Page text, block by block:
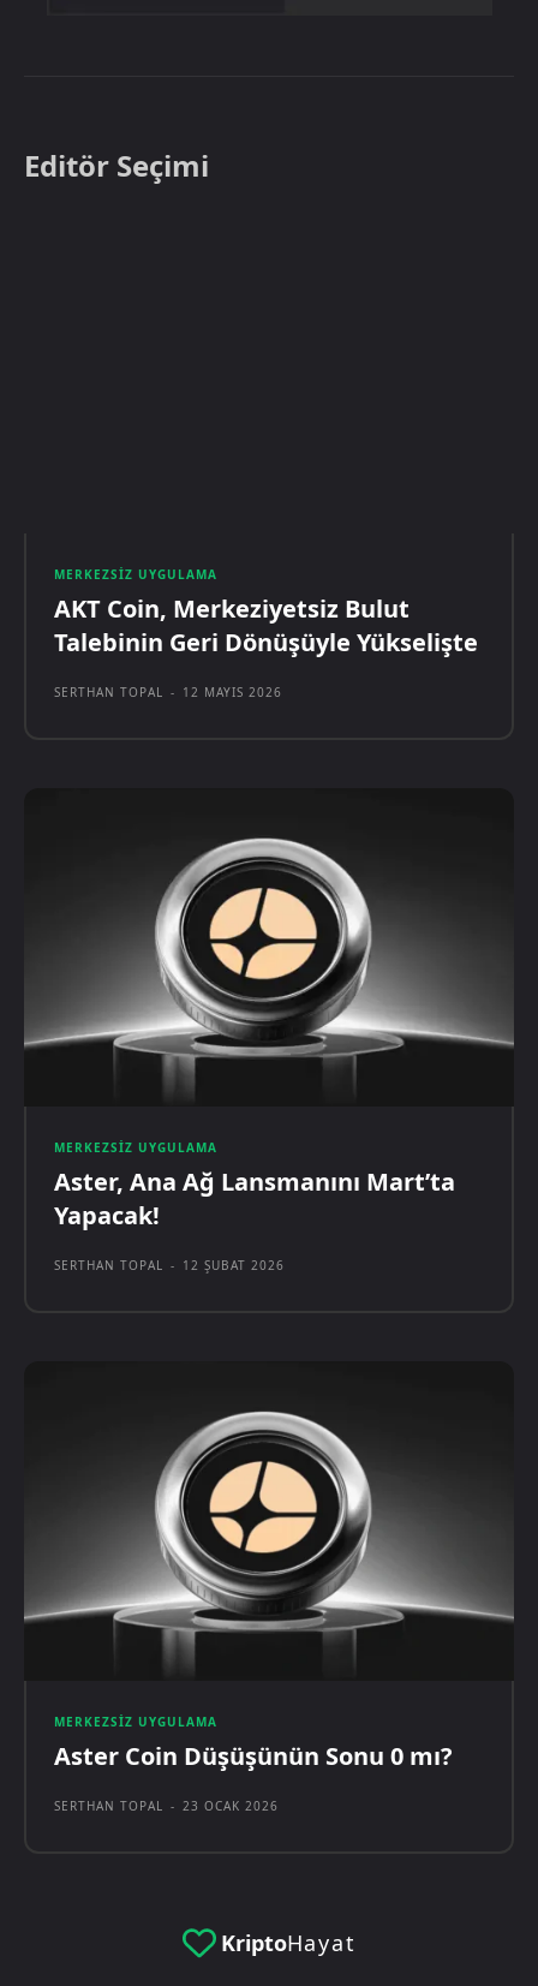
Editör Seçimi
MERKEZSIZ UYGULAMA
AKT Coin, Merkeziyetsiz Bulut
Talebinin Geri Dönüşüyle Yükselişte
SERTHAN TOPAL - 12 MAYIS 2026
MERKEZSIZ UYGULAMA
Aster, Ana Ağ Lansmanını Mart’ta
Yapacak!
SERTHAN TOPAL - 12 ŞUBAT 2026
MERKEZSIZ UYGULAMA
Aster Coin Düşüşünün Sonu 0 mı?
SERTHAN TOPAL - 23 OCAK 2026
KriptoHayat